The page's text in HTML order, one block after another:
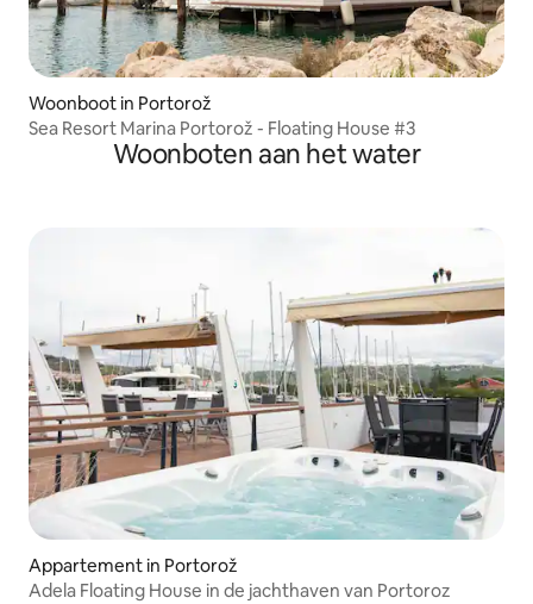
Woonboot in Portorož
Sea Resort Marina Portorož - Floating House #3
Woonboten aan het water
Appartement in Portorož
Adela Floating House in de jachthaven van Portoroz